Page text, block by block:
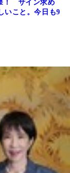
！ サイン求め
いこと。今日も9